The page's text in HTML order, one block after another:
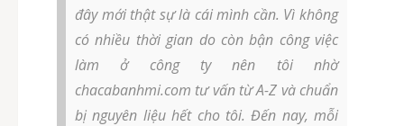
đây mới thật sự là cái mình cần. Vì không
có nhiều thời gian do còn bận công việc
làm ở công ty nên tôi nhờ
chacabanhmi.com tư vấn từ A-Z và chuẩn
bị nguyên liệu hết cho tôi. Đến nay, mỗi